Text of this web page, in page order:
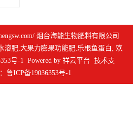
烟台海能生物肥料有限公司
溶肥,大果力膨果功能肥,乐根鱼蛋白 , 欢
号-1 Powered by 祥云平台 技术支
鲁ICP备19036353号-1